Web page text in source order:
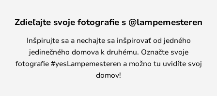
Zdieľajte svoje fotografie s @lampemesteren
Inšpirujte sa a nechajte sa inšpirovať od jedného
jedinečného domova k druhému. Označte svoje
fotografie #yesLampemesteren a možno tu uvidíte svoj
domov!